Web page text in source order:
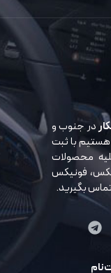
در جنوب و
هستیم با ثبت
محصولات
فونیکس
نام